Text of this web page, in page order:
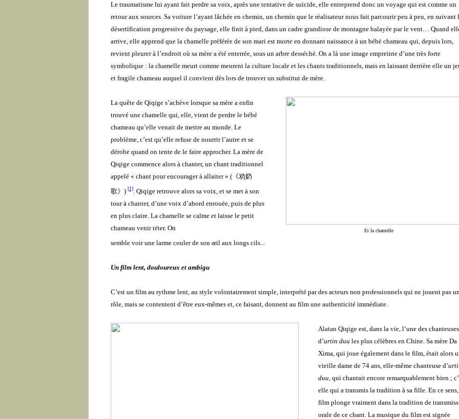
Le traumatisme lui ayant fait perdre sa voix, après une tentative de suicide, elle entreprend donc un voyage qui est comme un
retour aux sources. Sa voiture l’ayant lâchée en chemin, un chemin que le réalisateur nous fait parcourir peu à peu, en suivant
désertification progressive du paysage, elle finit à pied, dans un cadre grandiose de montagne balayée par le vent… Quand
arrive, elle apprend que la chamelle préférée de son mari est morte en donnant naissance à un bébé chameau qui, depuis lors,
revient pleurer à l’endroit où sa mère a été enterrée, sous un arbre desséché. On a là une image empreinte d’une très forte
symbolique : la chamelle meurt comme meurent la culture locale et les chants traditionnels, mais en laissant derrière elle un
et fragile chameau auquel il convient dès lors de trouver un substitut de mère.
La quête de Qiqige s’achève lorsque sa mère a enfin
trouvé une chamelle qui, elle, vient de perdre le bébé
chameau qu’elle venait de mettre au monde. Le
problème, c’est qu’elle refuse de nourrir l’autre et se
dérobe quand on tente de le faire approcher. La mère de
Qiqige commence alors à chanter, un chant traditionnel
appelé « chant pour encourager à allaiter » (《劝奶
歌》 ) [1]. Qiqige retrouve alors sa voix, et se met à son
tour à chanter, d’une voix d’abord enrouée, puis de plus
en plus claire. La chamelle se calme et laisse le petit
chameau venir téter. On
Et la chamelle
semble voir une larme couler de son œil aux longs cils...
Un film lent, douloureux et ambigu
C’est un film au rythme lent, au style volontairement simple, interprété par des acteurs non professionnels qui ne jouent pas
rôle, mais se contentent d’être eux-mêmes et, ce faisant, donnent au film une authenticité immédiate.
Alatan Qiqige est, dans la vie, l’une des chanteuses
d’urtin duu les plus célèbres en Chine. Sa mère Da
Xima, qui joue également dans le film, était alors
vieille dame de 74 ans, elle-même chanteuse d’
duu,qui chantait encore remarquablement bien ;
elle qui a transmis la tradition à sa fille. En ce
film plonge vraiment dans la tradition de
orale de ce chant. La musique du film est signée